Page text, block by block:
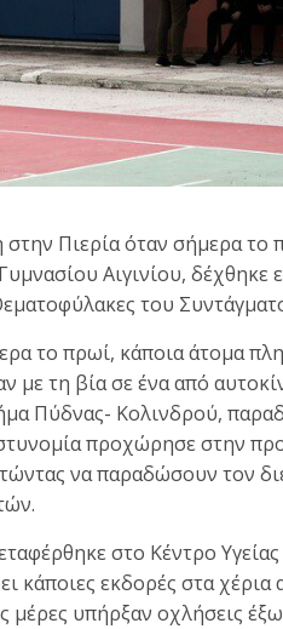
στην Πιερία όταν σήμερα
Αιγινίου, δέχθηκε
του
το πρωί, κάποια άτομα
με τη βία σε ένα από
Πύδνας- Κολινδρού,
προχώρησε στην
να παραδώσουν τον
στο Κέντρο
κάποιες εκδορές στα
μέρες υπήρξαν οχλήσεις